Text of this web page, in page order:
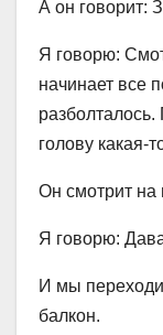
А он говорит:
Я говорю:
начинает все
голову какая-
Он смотрит на
Я говорю:
И мы
балкон.